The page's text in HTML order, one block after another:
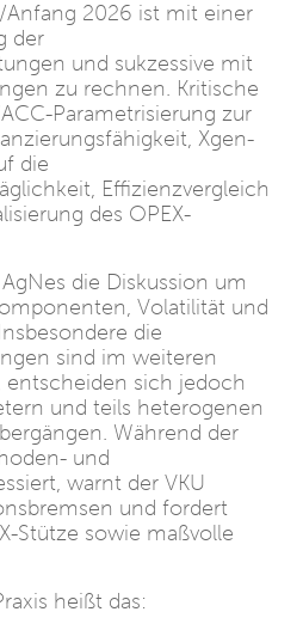
Anfang 2026 ist mit einer
der
und sukzessive mit
zu rechnen. Kritische
Parametrisierung zur
Xgen-
die
Effizienzvergleich
des OPEX-
die Diskussion um
Volatilität und
die
sind im weiteren
entscheiden sich jedoch
und teils heterogenen
Während der
und
warnt der VKU
und fordert
Stütze sowie maßvolle
heißt das: